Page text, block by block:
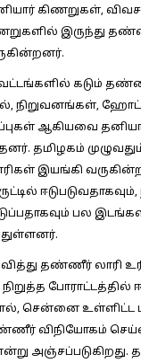
கிணறுகள்,
இருந்து
கடும்
நிறுவனங்கள்,
ஆகியவை
தமிழகம் முழுவதும்
இயங்கி
பல
தண்ணீர் லாரி
போராட்டத்தில்
சென்னை உள்ளிட்ட
விநியோகம்
என்று